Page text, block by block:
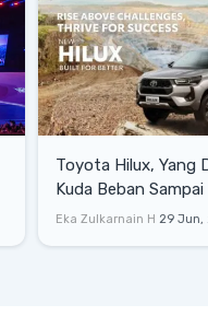
Toyota Hilux, Yang
Kuda Beban
Lifestyle
Eka Zulkarnain H 29 Jun,